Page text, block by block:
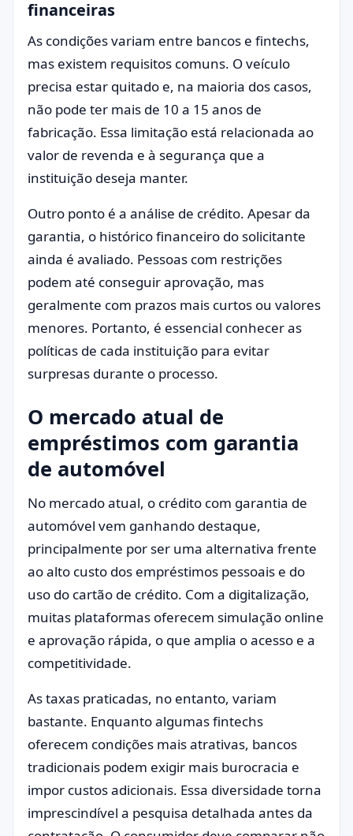
financeiras
As condições variam entre bancos e fintechs,
mas existem requisitos comuns. O veículo
precisa estar quitado e, na maioria dos casos,
não pode ter mais de 10 a 15 anos de
fabricação. Essa limitação está relacionada ao
valor de revenda e à segurança que a
instituição deseja manter.
Outro ponto é a análise de crédito. Apesar da
garantia, o histórico financeiro do solicitante
ainda é avaliado. Pessoas com restrições
podem até conseguir aprovação, mas
geralmente com prazos mais curtos ou valores
menores. Portanto, é essencial conhecer as
políticas de cada instituição para evitar
surpresas durante o processo.
O mercado atual de
empréstimos com garantia
de automóvel
No mercado atual, o crédito com garantia de
automóvel vem ganhando destaque,
principalmente por ser uma alternativa frente
ao alto custo dos empréstimos pessoais e do
uso do cartão de crédito. Com a digitalização,
muitas plataformas oferecem simulação online
e aprovação rápida, o que amplia o acesso e a
competitividade.
As taxas praticadas, no entanto, variam
bastante. Enquanto algumas fintechs
oferecem condições mais atrativas, bancos
tradicionais podem exigir mais burocracia e
impor custos adicionais. Essa diversidade torna
imprescindível a pesquisa detalhada antes da